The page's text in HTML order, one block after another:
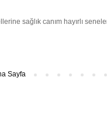
sağlık canım hayırlı
Sayfa